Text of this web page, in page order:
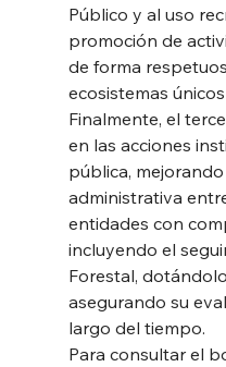
Público y al uso
promoción de
de forma
ecosistemas
Finalmente, el
en las acciones
pública,
administrativa
entidades con
incluyendo el
Forestal,
asegurando su
largo del tiempo.
Para consultar el